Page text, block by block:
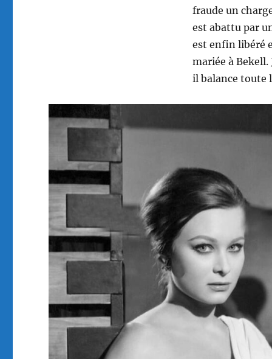
fraude un
est abattu par
est enfin libéré
mariée à
il balance toute